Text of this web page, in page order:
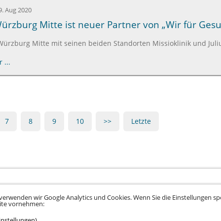
Aug 2020
Mitte ist neuer Partner von „Wir für
Mitte mit seinen beiden Standorten Missioklinik und
...
7 8 9 10 >> Letzte
wir Google Analytics und Cookies. Wenn Sie die Einstellungen
vornehmen: